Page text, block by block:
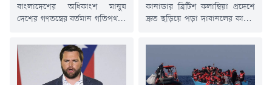
বাংলাদেশের অধিকাংশ মানুষ
দেশের গণতন্ত্রের বর্তমান গতিপথকে
যুক্তরাষ্ট্রের অলাভজনক
ইন্টারন্যাশনাল রিপাবলিকান
ইনস্টিটিউটের (আইআরআই) সেন্টার
ফর ইনসাইটস ইন সার্ভে রিসার্চ
কানাডার ব্রিটিশ কলাম্বিয়া প্রদেশে
দ্রুত ছড়িয়ে পড়া দাবানলের কারণে
নিরাপদ স্থানে সরিয়ে নেওয়া
প্রদেশটিতে জরুরি অবস্থা জারি করা
হয়। আগুন নিয়ন্ত্রণের বাইরে চলে